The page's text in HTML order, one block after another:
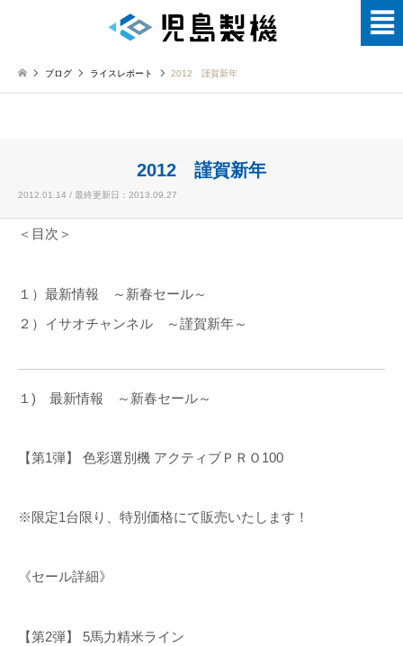
ブログ ライスレポート 2012 謹賀新年
2012 謹賀新年
2012.01.14 / 最終更新日：2013.09.27
＜目次＞
１）最新情報 ～新春セール～
２）イサオチャンネル ～謹賀新年～
１) 最新情報 ～新春セール～
【第1弾】 色彩選別機 アクティブＰＲＯ100
※限定1台限り、特別価格にて販売いたします！
《セール詳細》
【第2弾】 5馬力精米ライン